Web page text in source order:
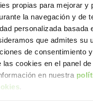
propias para mejorar y
la navegación y de
personalizada basada
que admites su
de consentimiento
las cookies en el panel
en nuestra
.